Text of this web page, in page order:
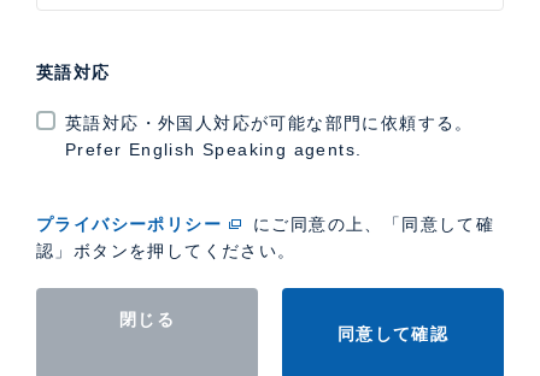
英語対応
英語対応・外国人対応が可能な部門に依頼する。
Prefer English Speaking agents.
プライバシーポリシー
にご同意の上、「同意して確
認」ボタンを押してください。
閉じる
同意して確認